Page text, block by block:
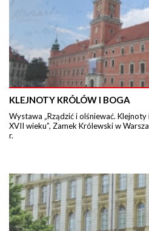
KLEJNOTY KRÓLÓW I BOGA
Wystawa „Rządzić i olśniewać.
XVII wieku”, Zamek Królewski w
r.